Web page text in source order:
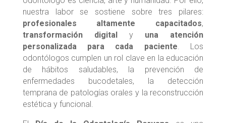
nuestra labor se sostiene sobre tres pilares:
profesionales altamente capacitados,
transformación digitaly una atención
personalizada para cada paciente. Los
odontólogos cumplen un rol clave en la educación
de hábitos saludables, la prevención de
enfermedades bucodetales, la detección
temprana de patologías orales y la reconstrucción
estética y funcional.